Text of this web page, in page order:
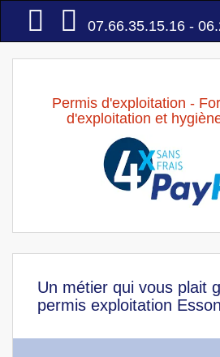
Accueil
07.66.35.15.16 -
Permis d'exploitation -
d'exploitation et
Un métier qui vous plait
permis exploitation